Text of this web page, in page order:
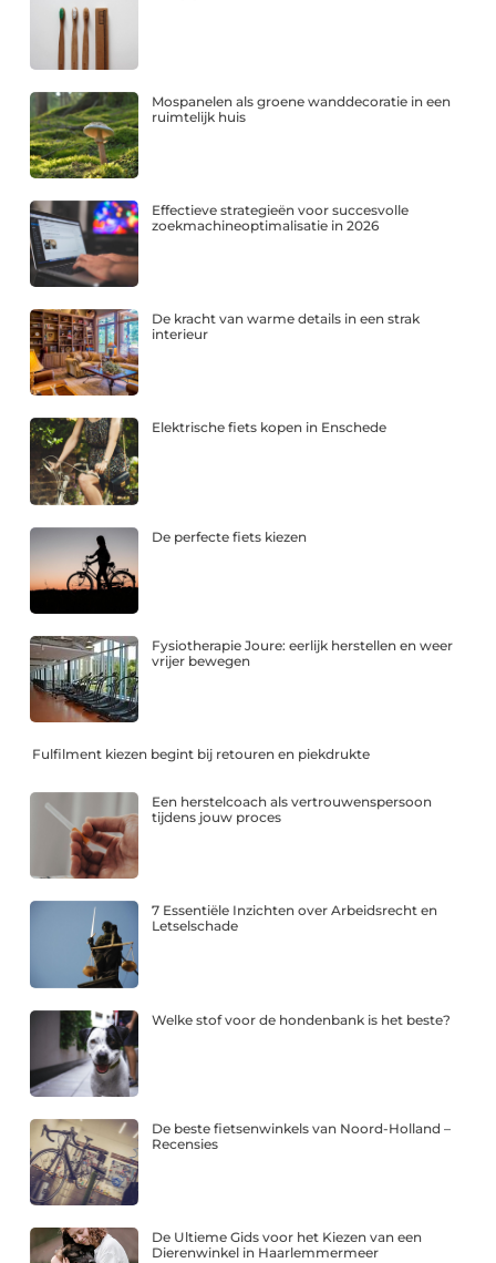
Mospanelen als groene wanddecoratie in een
ruimtelijk huis
Effectieve strategieën voor succesvolle
zoekmachineoptimalisatie in 2026
De kracht van warme details in een strak
interieur
Elektrische fiets kopen in Enschede
De perfecte fiets kiezen
Fysiotherapie Joure: eerlijk herstellen en weer
vrijer bewegen
Fulfilment kiezen begint bij retouren en piekdrukte
Een herstelcoach als vertrouwenspersoon
tijdens jouw proces
7 Essentiële Inzichten over Arbeidsrecht en
Letselschade
Welke stof voor de hondenbank is het beste?
De beste fietsenwinkels van Noord-Holland –
Recensies
De Ultieme Gids voor het Kiezen van een
Dierenwinkel in Haarlemmermeer